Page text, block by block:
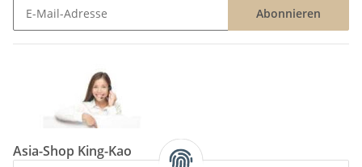
Abonnieren
Asia-Shop King-Kao